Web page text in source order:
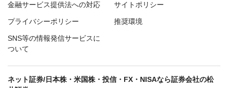
金融サービス提供法への対応 サイトポリシー
プライバシーポリシー 推奨環境
SNS等の情報発信サービスに
ついて
ネット証券/日本株・米国株・投信・FX・NISAなら証券会社の松